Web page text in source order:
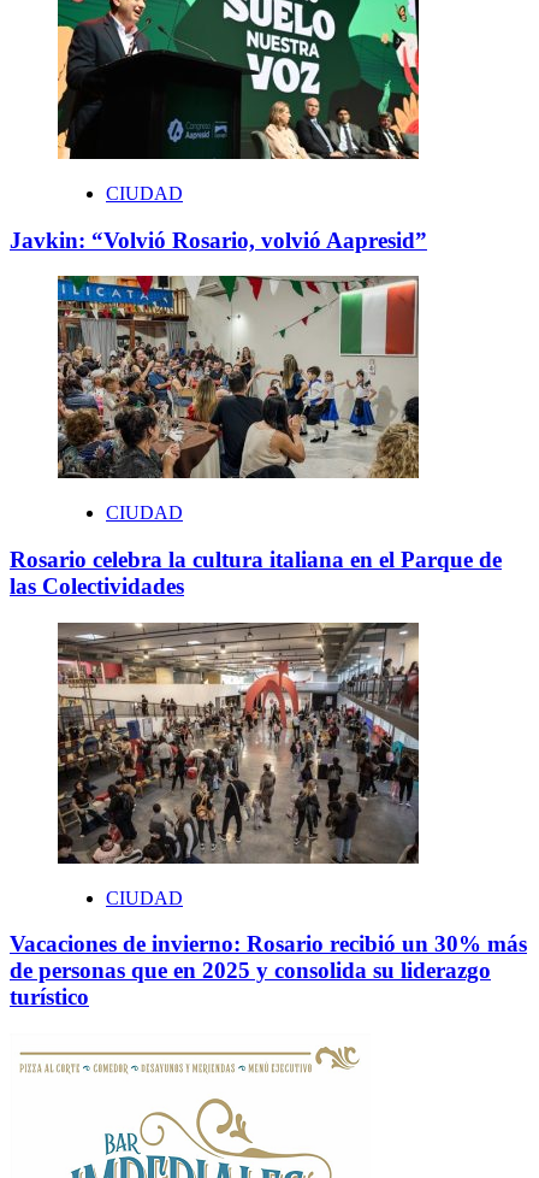
CIUDAD
Javkin: “Volvió Rosario, volvió Aapresid”
CIUDAD
Rosario celebra la cultura italiana en el Parque de
las Colectividades
CIUDAD
Vacaciones de invierno: Rosario recibió un 30% más
de personas que en 2025 y consolida su liderazgo
turístico